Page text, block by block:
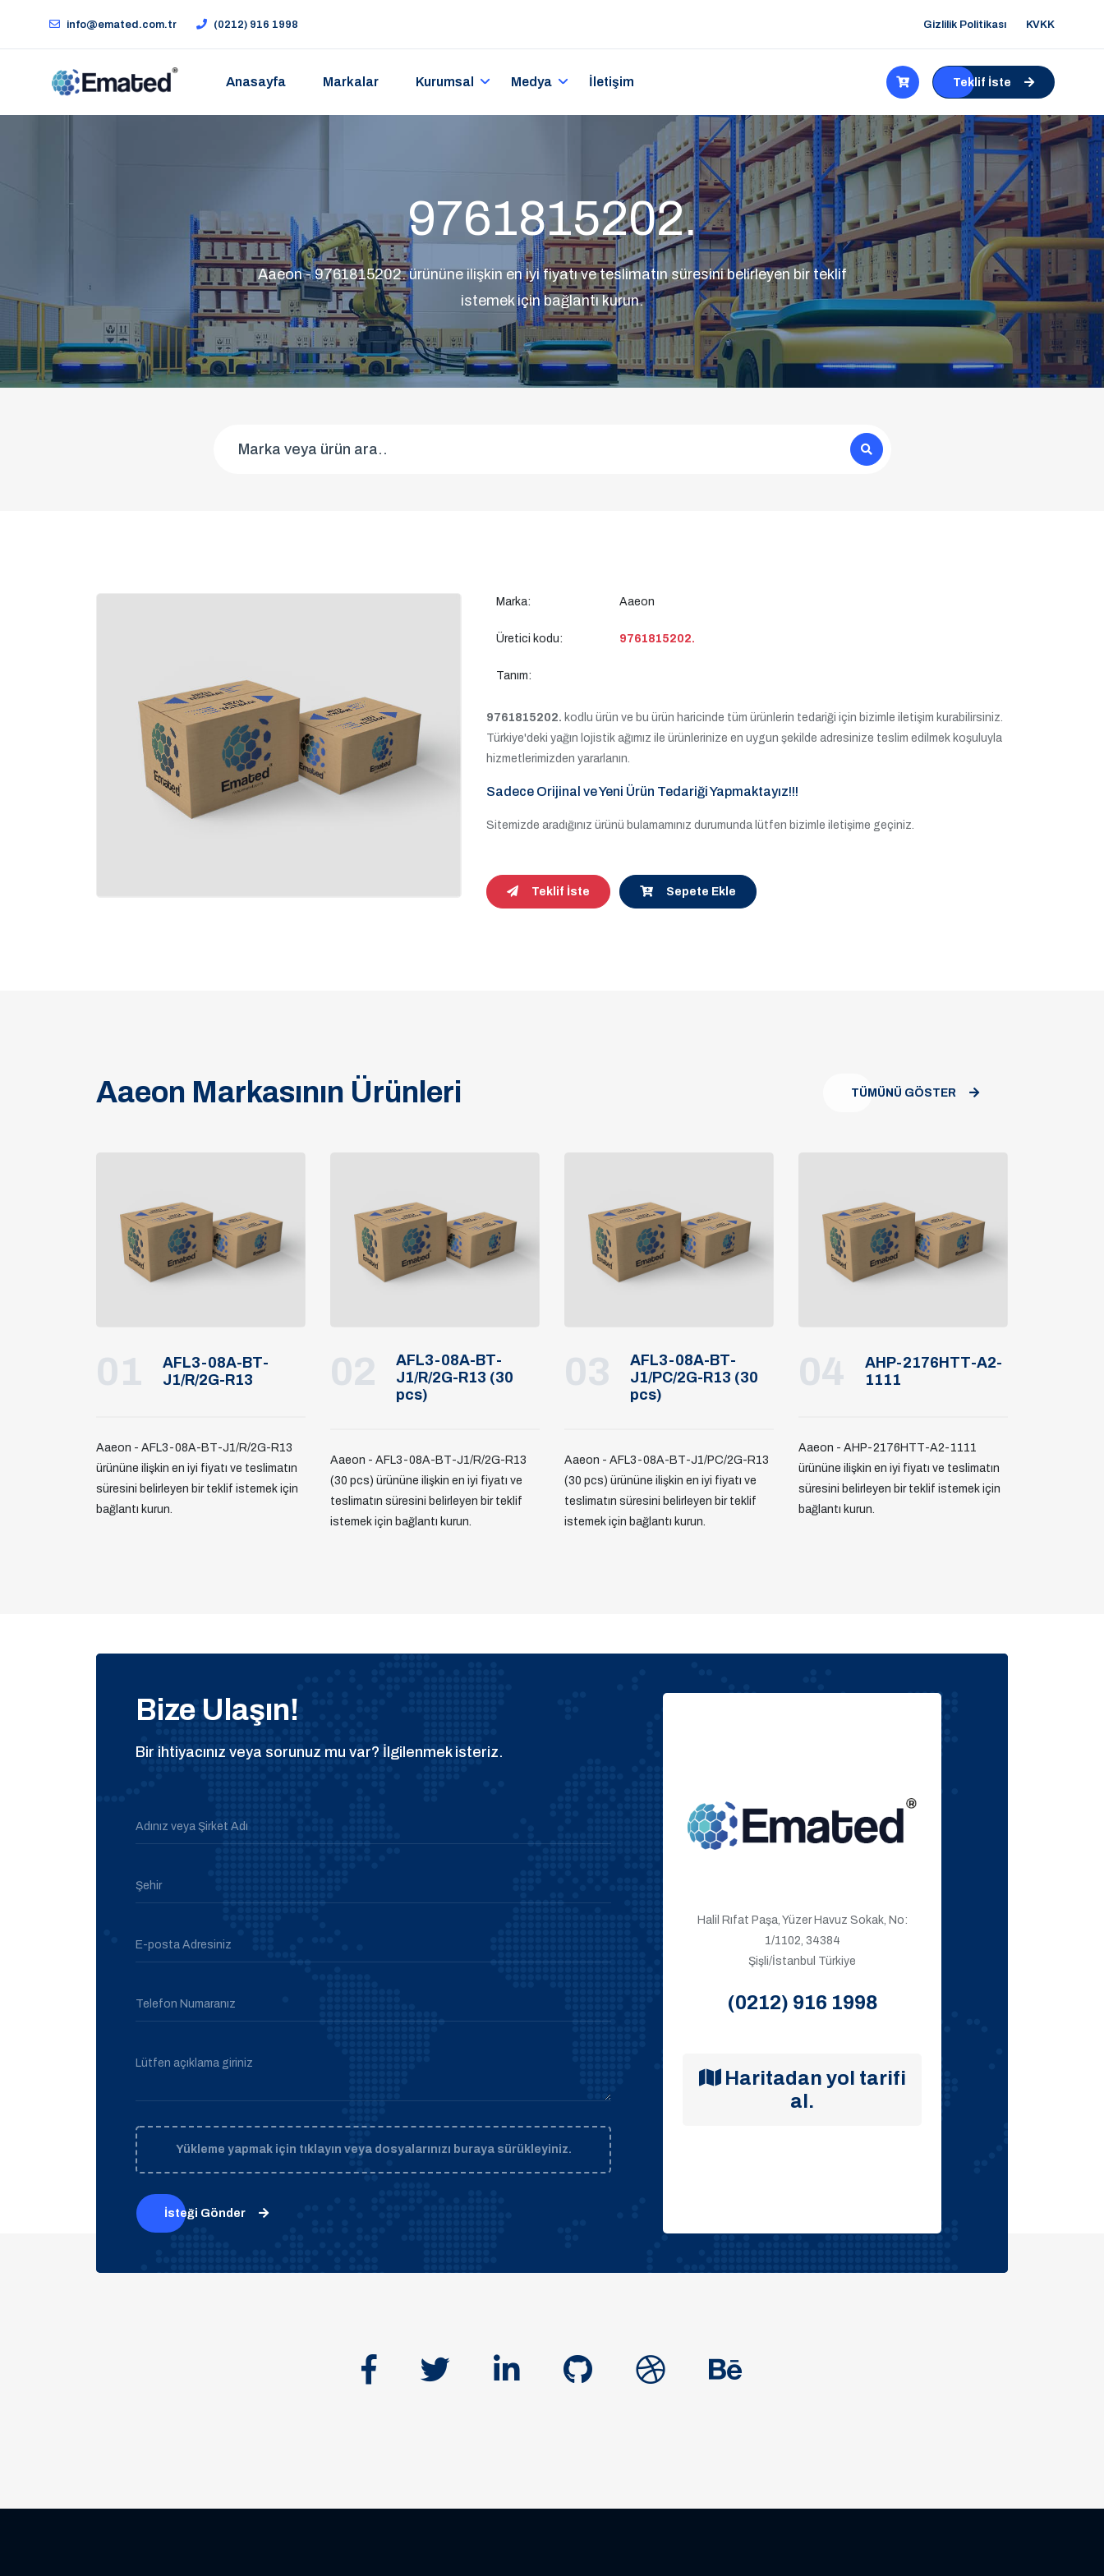
info@emated.com.tr (0212) 916 1998 Gizlilik Politikası KVKK
Anasayfa Markalar Kurumsal Medya İletişim Teklif İste
9761815202.
Aaeon - 9761815202. ürününe ilişkin en iyi fiyatı ve teslimatın süresini belirleyen bir teklif
istemek için bağlantı kurun.
Marka: Aaeon
Üretici kodu: 9761815202.
Tanım:
9761815202. kodlu ürün ve bu ürün haricinde tüm ürünlerin tedariği için bizimle iletişim kurabilirsiniz.
Türkiye'deki yağın lojistik ağımız ile ürünlerinize en uygun şekilde adresinize teslim edilmek koşuluyla
hizmetlerimizden yararlanın.
Sadece Orijinal ve Yeni Ürün Tedariği Yapmaktayız!!!
Sitemizde aradığınız ürünü bulamamınız durumunda lütfen bizimle iletişime geçiniz.
Teklif İste Sepete Ekle
Aaeon Markasının Ürünleri TÜMÜNÜ GÖSTER
01
AFL3-08A-BT-
J1/R/2G-R13
Aaeon - AFL3-08A-BT-J1/R/2G-R13
ürününe ilişkin en iyi fiyatı ve teslimatın
süresini belirleyen bir teklif istemek için
bağlantı kurun.
02
AFL3-08A-BT-
J1/R/2G-R13 (30
pcs)
Aaeon - AFL3-08A-BT-J1/R/2G-R13
(30 pcs) ürününe ilişkin en iyi fiyatı ve
teslimatın süresini belirleyen bir teklif
istemek için bağlantı kurun.
03
AFL3-08A-BT-
J1/PC/2G-R13 (30
pcs)
Aaeon - AFL3-08A-BT-J1/PC/2G-R13
(30 pcs) ürününe ilişkin en iyi fiyatı ve
teslimatın süresini belirleyen bir teklif
istemek için bağlantı kurun.
04
AHP-2176HTT-A2-
1111
Aaeon - AHP-2176HTT-A2-1111
ürününe ilişkin en iyi fiyatı ve teslimatın
süresini belirleyen bir teklif istemek için
bağlantı kurun.
Bize Ulaşın!
Bir ihtiyacınız veya sorunuz mu var? İlgilenmek isteriz.
Adınız veya Şirket Adı
Şehir
E-posta Adresiniz
Telefon Numaranız
Lütfen açıklama giriniz
Yükleme yapmak için tıklayın veya dosyalarınızı buraya sürükleyiniz.
İsteği Gönder
Halil Rıfat Paşa, Yüzer Havuz Sokak, No:
1/1102, 34384
Şişli/İstanbul Türkiye
(0212) 916 1998
Haritadan yol tarifi
al.